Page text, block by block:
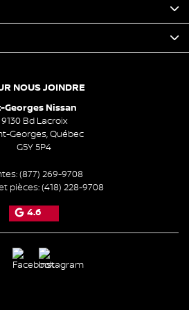
NOUS JOINDRE
Georges Nissan
9130 Bd Lacroix
Georges,Québec
G5Y 5P4
(877) 269-9708
pièces:(418) 228-9708
4.6